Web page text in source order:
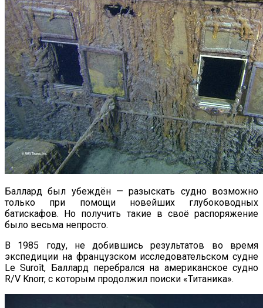
Баллард был убеждён — разыскать судно возможно
только при помощи новейших глубоководных
батискафов. Но получить такие в своё распоряжение
было весьма непросто.
В 1985 году, не добившись результатов во время
экспедиции на французском исследовательском судне
Le Suroît, Баллард перебрался на американское судно
R/V Knorr, с которым продолжил поиски «Титаника».